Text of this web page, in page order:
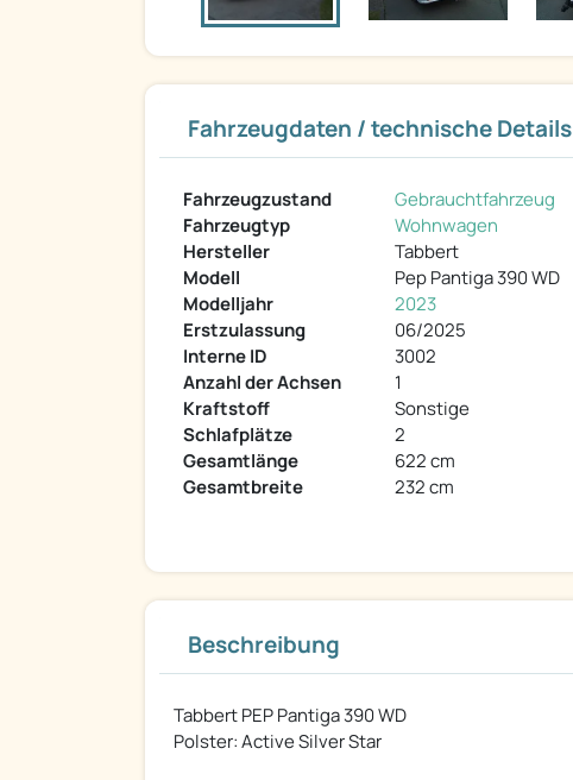
Fahrzeugdaten / technische Details
Fahrzeugzustand
Gebrauchtfahrzeug
Fahrzeugtyp
Wohnwagen
Hersteller
Tabbert
Modell
Pep Pantiga 390 WD
Modelljahr
2023
Erstzulassung
06/2025
Interne ID
3002
Anzahl der Achsen
1
Kraftstoff
Sonstige
Schlafplätze
2
Gesamtlänge
622 cm
Gesamtbreite
232 cm
Beschreibung
Tabbert PEP Pantiga 390 WD
Polster: Active Silver Star